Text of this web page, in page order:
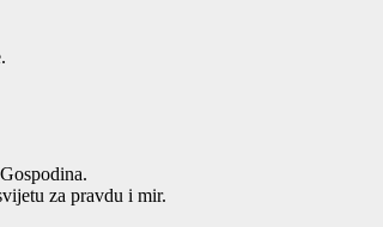
za pravdu i mir.